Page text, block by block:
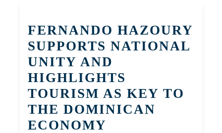
FERNANDO HAZOURY
SUPPORTS NATIONAL
UNITY AND
HIGHLIGHTS
TOURISM AS KEY TO
THE DOMINICAN
ECONOMY